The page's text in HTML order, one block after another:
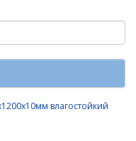
влагостойкий